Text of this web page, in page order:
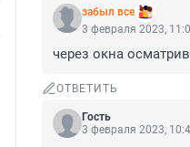
забыл все
3 февраля 2023,
через окна
ОТВЕТИТЬ
Гость
3 февраля 2023,